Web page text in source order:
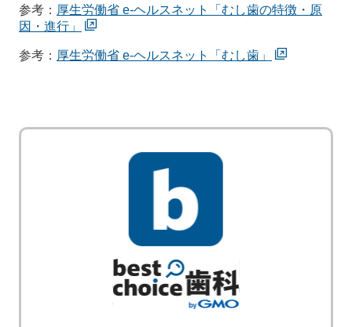
参考： 厚生労働省 e-ヘルスネット「むし歯の特徴・原
因・進行」
参考： 厚生労働省 e-ヘルスネット「むし歯」